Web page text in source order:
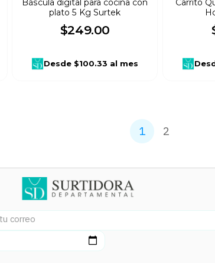
Báscula digital para cocina con
plato 5 Kg Surtek
$249.00
Desde $100.33 al mes
Carrito
1 2